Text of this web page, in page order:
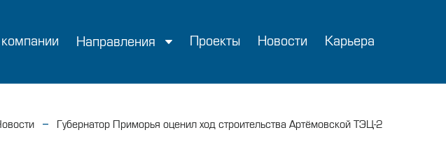
Направления Проекты Новости Карьера
Губернатор Приморья оценил ход строительства Артёмовской ТЭЦ-2